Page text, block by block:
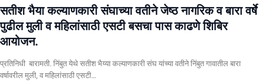
सतीश भैया कल्याणकारी संघाच्या वतीने जेष्ठ नागरिक व बारा वर्षे
पुढील मुली व महिलांसाठी एसटी बसचा पास काढणे शिबिर
आयोजन.
प्रतिनिधी बारामती. निंबुत येथे सतीश भैय्या कल्याणकारी संघ यांच्या वतीने निंबुत गावातील बारा
वर्षावरील मुली, व महिलांसाठी एसटी…